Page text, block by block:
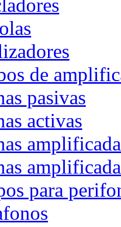
de
pasivas
activas
para